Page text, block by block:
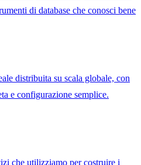
di database che conosci bene
distribuita su scala globale, con
e configurazione semplice.
che utilizziamo per costruire i